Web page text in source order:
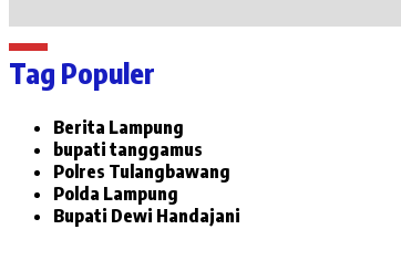
Tag Populer
Berita Lampung
bupati tanggamus
Polres Tulangbawang
Polda Lampung
Bupati Dewi Handajani